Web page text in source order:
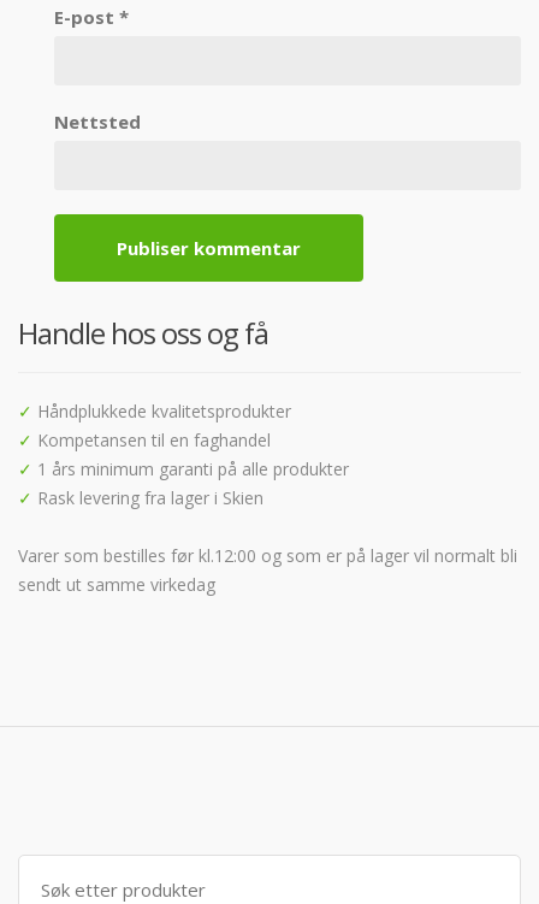
E-post *
Nettsted
Handle hos oss og få
✓ Håndplukkede kvalitetsprodukter
✓ Kompetansen til en faghandel
✓ 1 års minimum garanti på alle produkter
✓ Rask levering fra lager i Skien
Varer som bestilles før kl.12:00 og som er på lager vil normalt bli
sendt ut samme virkedag
Søk
etter: